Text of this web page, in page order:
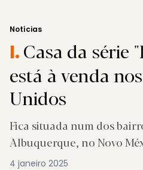
Notícias
I.Casa da série
está à venda
Unidos
Fica situada num dos
Albuquerque, no Novo
4 janeiro 2025